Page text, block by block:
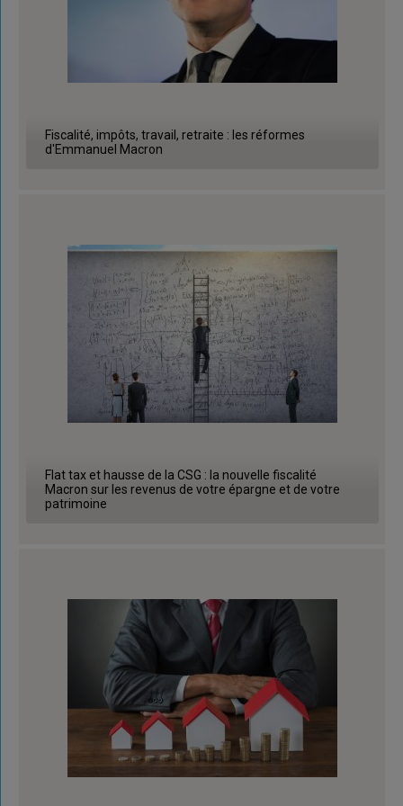
Fiscalité, impôts, travail, retraite : les réformes
d'Emmanuel Macron
Flat tax et hausse de la CSG : la nouvelle fiscalité
Macron sur les revenus de votre épargne et de votre
patrimoine